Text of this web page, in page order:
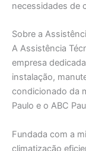
necessidades de
Sobre a
A Assistência
empresa
instalação,
condicionado da
Paulo e o ABC
Fundada com a
climatização